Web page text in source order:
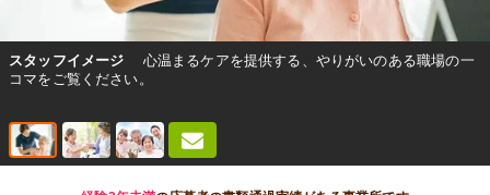
スタッフイメージ
心温まるケアを提供する、やりがいのある職場の一
コマをご覧ください。